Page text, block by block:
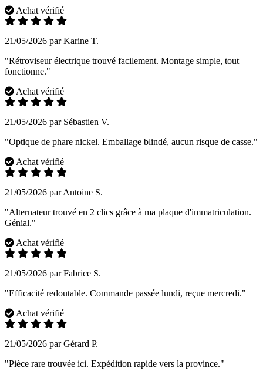
Achat vérifié
21/05/2026 par Karine T.
"Rétroviseur électrique trouvé facilement. Montage simple, tout
fonctionne."
Achat vérifié
21/05/2026 par Sébastien V.
"Optique de phare nickel. Emballage blindé, aucun risque de casse."
Achat vérifié
21/05/2026 par Antoine S.
"Alternateur trouvé en 2 clics grâce à ma plaque d'immatriculation.
Génial."
Achat vérifié
21/05/2026 par Fabrice S.
"Efficacité redoutable. Commande passée lundi, reçue mercredi."
Achat vérifié
21/05/2026 par Gérard P.
"Pièce rare trouvée ici. Expédition rapide vers la province."